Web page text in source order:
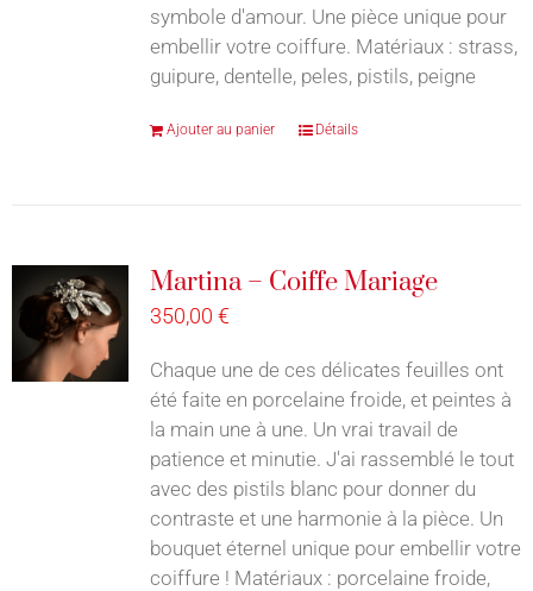
symbole d'amour. Une pièce unique pour
embellir votre coiffure. Matériaux : strass,
guipure, dentelle, peles, pistils, peigne
Ajouter au panier Détails
Martina – Coiffe Mariage
350,00 €
Chaque une de ces délicates feuilles ont
été faite en porcelaine froide, et peintes à
la main une à une. Un vrai travail de
patience et minutie. J'ai rassemblé le tout
avec des pistils blanc pour donner du
contraste et une harmonie à la pièce. Un
bouquet éternel unique pour embellir votre
coiffure ! Matériaux : porcelaine froide,